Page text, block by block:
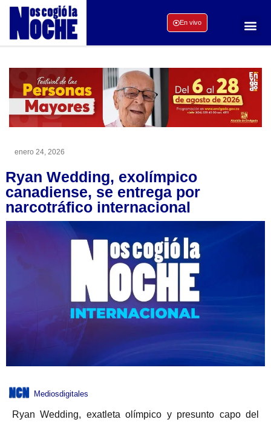
En vivo
enero 24, 2026
Ryan Wedding, exolímpico
canadiense, se entrega por
narcotráfico internacional
Mediosdigitales
Ryan Wedding, exatleta olímpico y presunto capo del